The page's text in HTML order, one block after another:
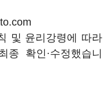
및 윤리강령에 따라
종 확인·수정했습니